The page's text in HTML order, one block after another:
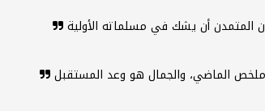
المتمدن أن يشك في مسلماته الأولية
الماضي، والجمال هو وعد المستقبل